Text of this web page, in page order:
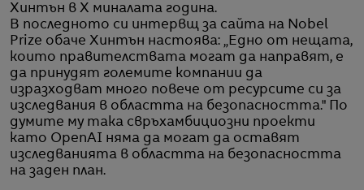
Хинтън в X миналата година.
В последното си интервщ за сайта на Nobel
Prize обаче Хинтън настоява: „Едно от нещата,
които правителствата могат да направят, е
да принудят големите компании да
изразходват много повече от ресурсите си за
изследвания в областта на безопасността." По
думите му така свръхамбициозни проекти
като OpenAI няма да могат да оставят
изследванията в областта на безопасността
на заден план.